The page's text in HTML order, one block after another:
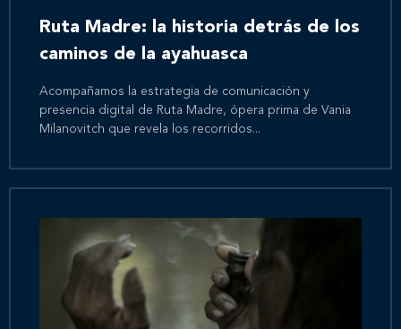
Ruta Madre: la historia detrás de los
caminos de la ayahuasca
Acompañamos la estrategia de comunicación y
presencia digital de Ruta Madre, ópera prima de Vania
Milanovitch que revela los recorridos...